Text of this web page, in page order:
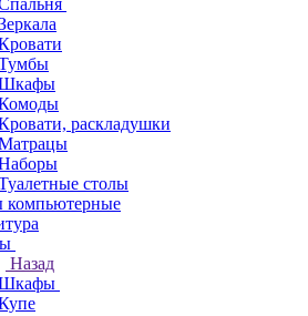
раскладушки
столы
компьютерные
Назад